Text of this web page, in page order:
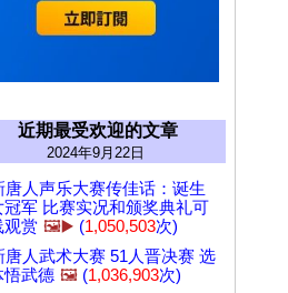
近期最受欢迎的文章
2024年9月22日
唐人声乐大赛传佳话：诞生
冠军 比赛实况和颁奖典礼可
观赏 🖼️▶️ (1,050,503次)
唐人武术大赛 51人晋决赛 选
悟武德 🖼️ (1,036,903次)